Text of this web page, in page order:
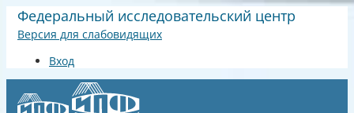
Федеральный исследовательский центр
Версия для слабовидящих
Вход